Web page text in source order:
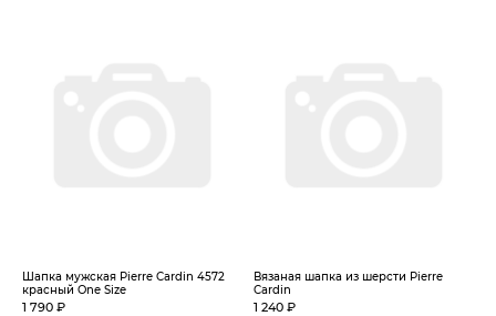
Шапка мужская Pierre Cardin 4572
красный One Size
1 790 ₽
Вязаная шапка из шерсти Pierre
Cardin
1 240 ₽